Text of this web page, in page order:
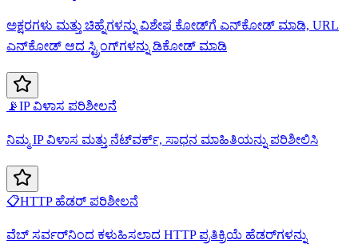
ಅಕ್ಷರಗಳು ಮತ್ತು ಚಿಹ್ನೆಗಳನ್ನು ವಿಶೇಷ ಕೋಡ್‌ಗೆ ಎನ್‌ಕೋಡ್ ಮಾಡಿ, URL
ಎನ್‌ಕೋಡ್ ಆದ ಸ್ಟ್ರಿಂಗ್‌ಗಳನ್ನು ಡಿಕೋಡ್ ಮಾಡಿ
📡IP ವಿಳಾಸ ಪರಿಶೀಲನೆ
ನಿಮ್ಮ IP ವಿಳಾಸ ಮತ್ತು ನೆಟ್‌ವರ್ಕ್, ಸಾಧನ ಮಾಹಿತಿಯನ್ನು ಪರಿಶೀಲಿಸಿ
📋HTTP ಹೆಡರ್ ಪರಿಶೀಲನೆ
ವೆಬ್ ಸರ್ವರ್‌ನಿಂದ ಕಳುಹಿಸಲಾದ HTTP ಪ್ರತಿಕ್ರಿಯೆ ಹೆಡರ್‌ಗಳನ್ನು